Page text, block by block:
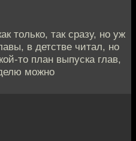
только, так сразу, но уж
в детстве читал, но
то план выпуска глав,
можно